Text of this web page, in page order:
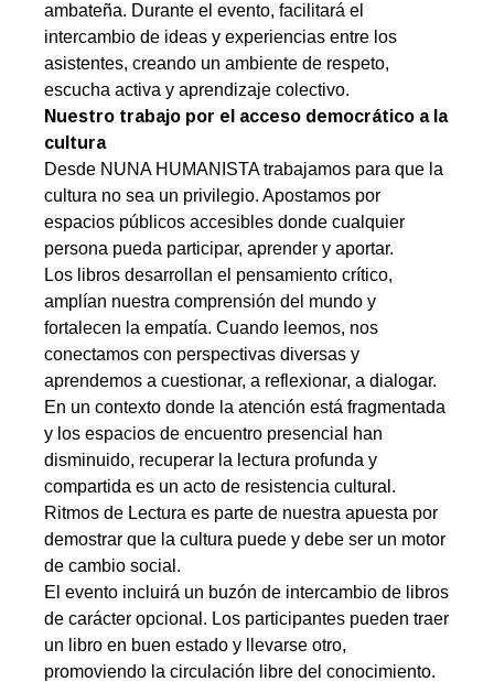
ambateña. Durante el evento, facilitará el
intercambio de ideas y experiencias entre los
asistentes, creando un ambiente de respeto,
escucha activa y aprendizaje colectivo.
Nuestro trabajo por el acceso democrático a la
cultura
Desde NUNA HUMANISTA trabajamos para que la
cultura no sea un privilegio. Apostamos por
espacios públicos accesibles donde cualquier
persona pueda participar, aprender y aportar.
Los libros desarrollan el pensamiento crítico,
amplían nuestra comprensión del mundo y
fortalecen la empatía. Cuando leemos, nos
conectamos con perspectivas diversas y
aprendemos a cuestionar, a reflexionar, a dialogar.
En un contexto donde la atención está fragmentada
y los espacios de encuentro presencial han
disminuido, recuperar la lectura profunda y
compartida es un acto de resistencia cultural.
Ritmos de Lectura es parte de nuestra apuesta por
demostrar que la cultura puede y debe ser un motor
de cambio social.
El evento incluirá un buzón de intercambio de libros
de carácter opcional. Los participantes pueden traer
un libro en buen estado y llevarse otro,
promoviendo la circulación libre del conocimiento.